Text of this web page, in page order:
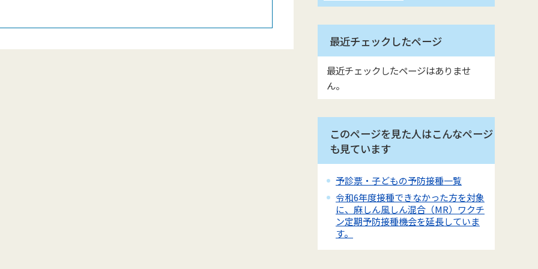
最近チェックしたページ
最近チェックしたページはありませ
ん。
このページを見た人はこんなページ
も見ています
予診票・子どもの予防接種一覧
令和6年度接種できなかった方を対象
に、麻しん風しん混合（MR）ワクチ
ン定期予防接種機会を延長していま
す。